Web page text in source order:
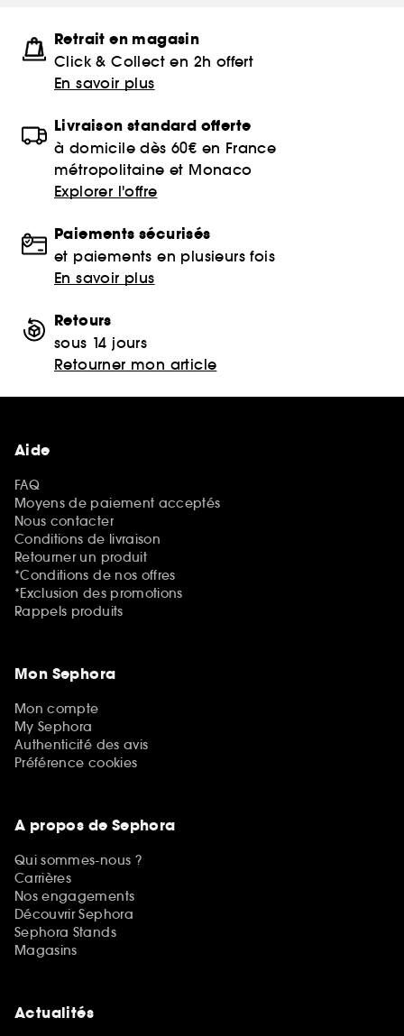
Retrait en magasin
Click & Collect en 2h offert
En savoir plus
Livraison standard offerte
à domicile dès 60€ en France
métropolitaine et Monaco
Explorer l'offre
Paiements sécurisés
et paiements en plusieurs fois
En savoir plus
Retours
sous 14 jours
Retourner mon article
Aide
FAQ
Moyens de paiement acceptés
Nous contacter
Conditions de livraison
Retourner un produit
*Conditions de nos offres
*Exclusion des promotions
Rappels produits
Mon Sephora
Mon compte
My Sephora
Authenticité des avis
Préférence cookies
A propos de Sephora
Qui sommes-nous ?
Carrières
Nos engagements
Découvrir Sephora
Sephora Stands
Magasins
Actualités